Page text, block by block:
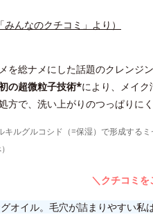
んなのクチコミ」より）
を総ナメにした話題のクレンジン
の超微粒子技術*により、メイ
方で、洗い上がりのつっぱりにく
ルグルコシド（=保湿）で形成する
＼クチコミを
オイル。毛穴が詰まりやすい